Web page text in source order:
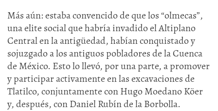
Más aún: estaba convencido de que los “olmecas”,
una elite social que habría invadido el Altiplano
Central en la antigüedad, habían conquistado y
sojuzgado a los antiguos pobladores de la Cuenca
de México. Esto lo llevó, por una parte, a promover
y participar activamente en las excavaciones de
Tlatilco, conjuntamente con Hugo Moedano Köer
y, después, con Daniel Rubín de la Borbolla.